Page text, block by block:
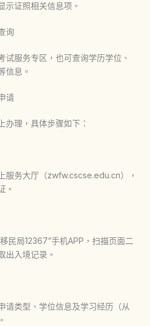
示证照相关信息项。
询
试服务专区，也可查询学历学位、
信息。
请
办理，具体步骤如下：
服务大厅（zwfw.cscse.edu.cn），
。
民局12367”手机APP，扫描页面二
出入境记录。
请类型、学位信息及学习经历（从